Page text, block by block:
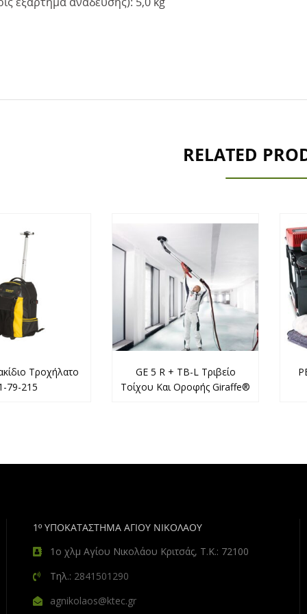
RELATED
Τροχήλατο
79-215
GE 5 R + TB-L Τριβείο
Τοίχου Και Οροφής Giraffe®
1º ΥΠΟΚΑΤΑΣΤΗΜΑ ΑΓΙΟΥ ΝΙΚΟΛΑΟΥ
1ο χλμ Αγίου Νικολάου Κριτσάς, Τ.Κ.: 72100
Τηλ.: 2841501290
agnikolaos@ktec.gr